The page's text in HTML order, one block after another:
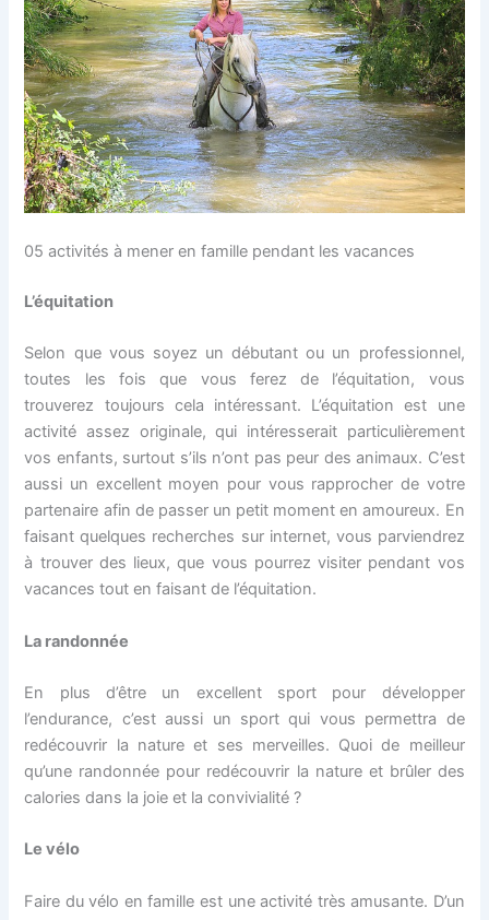
05 activités à mener en famille pendant les vacances
L’équitation
Selon que vous soyez un débutant ou un professionnel,
toutes les fois que vous ferez de l’équitation, vous
trouverez toujours cela intéressant. L’équitation est une
activité assez originale, qui intéresserait particulièrement
vos enfants, surtout s’ils n’ont pas peur des animaux. C’est
aussi un excellent moyen pour vous rapprocher de votre
partenaire afin de passer un petit moment en amoureux. En
faisant quelques recherches sur internet, vous parviendrez
à trouver des lieux, que vous pourrez visiter pendant vos
vacances tout en faisant de l’équitation.
La randonnée
En plus d’être un excellent sport pour développer
l’endurance, c’est aussi un sport qui vous permettra de
redécouvrir la nature et ses merveilles. Quoi de meilleur
qu’une randonnée pour redécouvrir la nature et brûler des
calories dans la joie et la convivialité ?
Le vélo
Faire du vélo en famille est une activité très amusante. D’un